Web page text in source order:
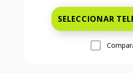
SELECCIONAR